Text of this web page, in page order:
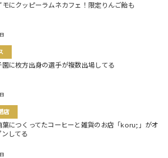
モにクッピーラムネカフェ！限定りんご飴も
園に枚方出身の選手が複数出場してる
店
葉につくってたコーヒーと雑貨のお店「koru;」がオ
ンしてる